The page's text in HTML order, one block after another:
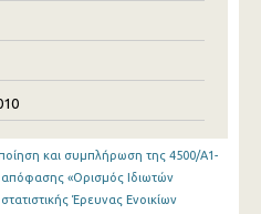
και συμπλήρωση της 4500/Α1-
απόφασης «Ορισμός Ιδιωτών
Έρευνας Ενοικίων